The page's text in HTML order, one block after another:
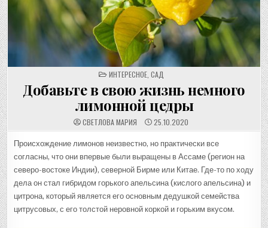
POSTED
IN
ИНТЕРЕСНОЕ, САД
Добавьте в свою жизнь немного
лимонной цедры
СВЕТЛОВА МАРИЯ 25.10.2020
Происхождение лимонов неизвестно, но практически все
согласны, что они впервые были выращены в Ассаме (регион на
северо-востоке Индии), северной Бирме или Китае. Где-то по ходу
дела он стал гибридом горького апельсина (кислого апельсина) и
цитрона, который является его основным дедушкой семейства
цитрусовых, с его толстой неровной коркой и горьким вкусом.